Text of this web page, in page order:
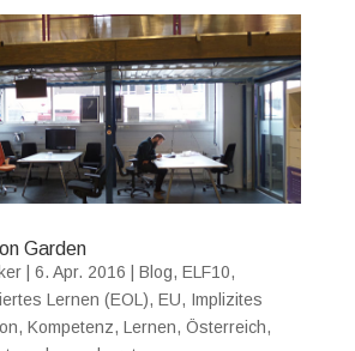
Garden
| 6. Apr. 2016 Blog, ELF10,
Lernen (EOL), EU, Implizites
, Kompetenz, Lernen, Österreich,